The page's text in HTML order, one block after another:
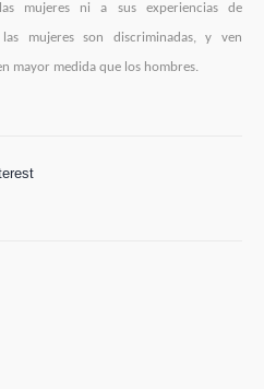
mujeres ni a sus experiencias de
mujeres son discriminadas, y ven
mayor medida que los hombres.